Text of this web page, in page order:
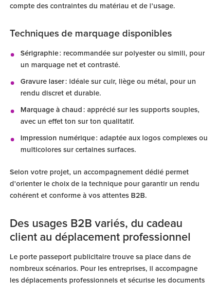
compte des contraintes du matériau et de l’usage.
Techniques de marquage disponibles
Sérigraphie : recommandée sur polyester ou simili, pour
un marquage net et contrasté.
Gravure laser : idéale sur cuir, liège ou métal, pour un
rendu discret et durable.
Marquage à chaud : apprécié sur les supports souples,
avec un effet ton sur ton qualitatif.
Impression numérique : adaptée aux logos complexes ou
multicolores sur certaines surfaces.
Selon votre projet, un accompagnement dédié permet
d’orienter le choix de la technique pour garantir un rendu
cohérent et conforme à vos attentes B2B.
Des usages B2B variés, du cadeau
client au déplacement professionnel
Le porte passeport publicitaire trouve sa place dans de
nombreux scénarios. Pour les entreprises, il accompagne
les déplacements professionnels et sécurise les documents